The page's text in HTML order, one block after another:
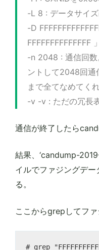
-L 8 : データサイ
-D
FFFFFFFFFFFFFF 」
-n 2048 : 通信回数
ントして2048回
まで全てなめてくれ
-v -v : ただの冗長
通信が終了したら
結果、‘candump-
イルでファジングデ
る。
ここからgrepしてファ